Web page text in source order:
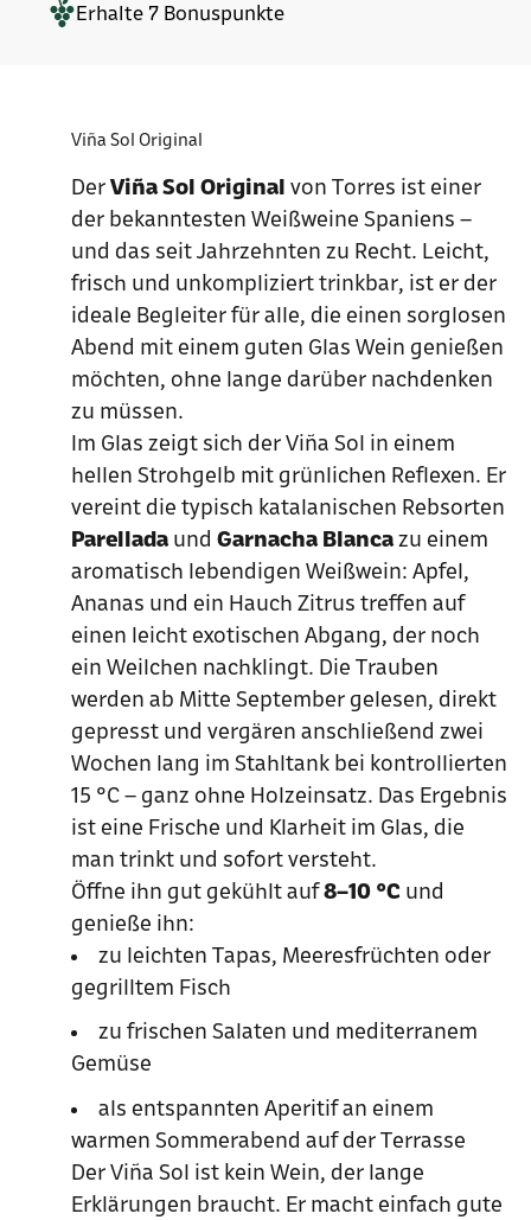
Erhalte 7 Bonuspunkte
Viña Sol Original
Der Viña Sol Original von Torres ist einer
der bekanntesten Weißweine Spaniens –
und das seit Jahrzehnten zu Recht. Leicht,
frisch und unkompliziert trinkbar, ist er der
ideale Begleiter für alle, die einen sorglosen
Abend mit einem guten Glas Wein genießen
möchten, ohne lange darüber nachdenken
zu müssen.
Im Glas zeigt sich der Viña Sol in einem
hellen Strohgelb mit grünlichen Reflexen. Er
vereint die typisch katalanischen Rebsorten
Parelladaund Garnacha Blancazu einem
aromatisch lebendigen Weißwein: Apfel,
Ananas und ein Hauch Zitrus treffen auf
einen leicht exotischen Abgang, der noch
ein Weilchen nachklingt. Die Trauben
werden ab Mitte September gelesen, direkt
gepresst und vergären anschließend zwei
Wochen lang im Stahltank bei kontrollierten
15 °C – ganz ohne Holzeinsatz. Das Ergebnis
ist eine Frische und Klarheit im Glas, die
man trinkt und sofort versteht.
Öffne ihn gut gekühlt auf8–10 °C und
genieße ihn:
zu leichten Tapas, Meeresfrüchten oder
gegrilltem Fisch
zu frischen Salaten und mediterranem
Gemüse
als entspannten Aperitif an einem
warmen Sommerabend auf der Terrasse
Der Viña Sol ist kein Wein, der lange
Erklärungen braucht. Er macht einfach gute